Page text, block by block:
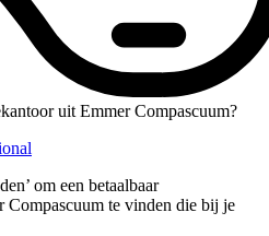
uit Emmer Compascuum?
om een betaalbaar
Compascuum te vinden die bij je